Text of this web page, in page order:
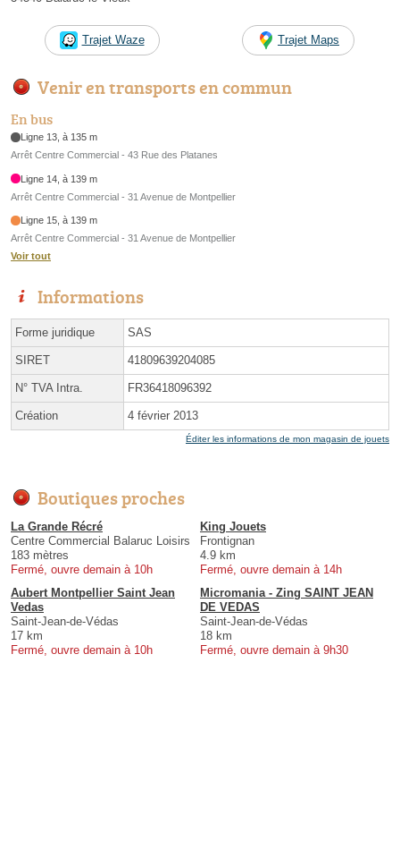
Trajet Waze Trajet Maps
Venir en transports en commun
En bus
Ligne 13, à 135 m
Arrêt Centre Commercial - 43 Rue des Platanes
Ligne 14, à 139 m
Arrêt Centre Commercial - 31 Avenue de Montpellier
Ligne 15, à 139 m
Arrêt Centre Commercial - 31 Avenue de Montpellier
Voir tout
Informations
Forme juridique SAS
SIRET 41809639204085
N° TVA Intra. FR36418096392
Création 4 février 2013
Éditer les informations de mon magasin de jouets
Boutiques proches
La Grande Récré
Centre Commercial Balaruc Loisirs
183 mètres
Fermé, ouvre demain à 10h
King Jouets
Frontignan
4.9 km
Fermé, ouvre demain à 14h
Aubert Montpellier Saint Jean
Vedas
Saint-Jean-de-Védas
17 km
Fermé, ouvre demain à 10h
Micromania - Zing SAINT JEAN
DE VEDAS
Saint-Jean-de-Védas
18 km
Fermé, ouvre demain à 9h30